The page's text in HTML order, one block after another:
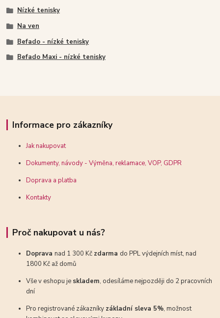
Nízké tenisky
Na ven
Befado - nízké tenisky
Befado Maxi - nízké tenisky
Informace pro zákazníky
Jak nakupovat
Dokumenty, návody - Výměna, reklamace, VOP, GDPR
Doprava a platba
Kontakty
Proč nakupovat u nás?
Dopravanad 1 300 Kč zdarma do PPL výdejních míst, nad
1800 Kč až domů
Vše v eshopu je skladem, odesíláme nejpozději do 2 pracovních
dní
Pro registrované zákazníky základní sleva 5%, možnost